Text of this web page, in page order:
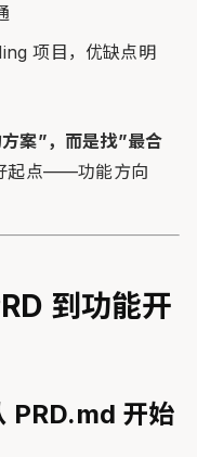
项目，优缺点明
案”，而是找”最合
起点——功能方向
到功能开
PRD.md 开始